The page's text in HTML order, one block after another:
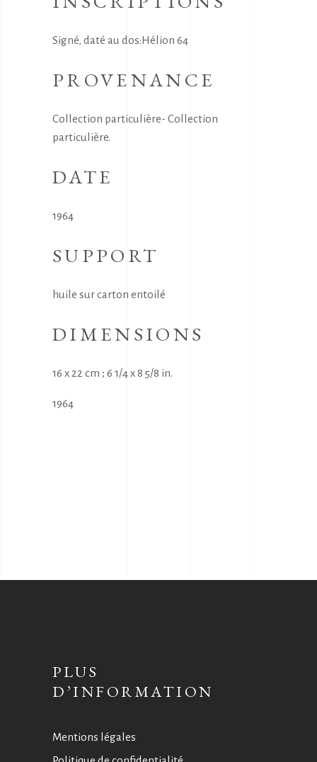
Signé, daté au dos:Hélion 64
PROVENANCE
Collection particulière- Collection
particulière.
DATE
1964
SUPPORT
huile sur carton entoilé
DIMENSIONS
16 x 22 cm ; 6 1/4 x 8 5/8 in.
1964
PLUS
D’INFORMATION
Mentions légales